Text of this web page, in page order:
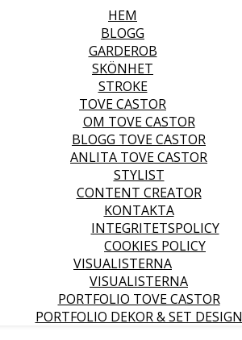
HEM
BLOGG
GARDEROB
SKÖNHET
STROKE
TOVE CASTOR
OM TOVE CASTOR
BLOGG TOVE CASTOR
ANLITA TOVE CASTOR
STYLIST
CONTENT CREATOR
KONTAKTA
INTEGRITETSPOLICY
COOKIES POLICY
VISUALISTERNA
VISUALISTERNA
PORTFOLIO TOVE CASTOR
PORTFOLIO DEKOR & SET DESIGN